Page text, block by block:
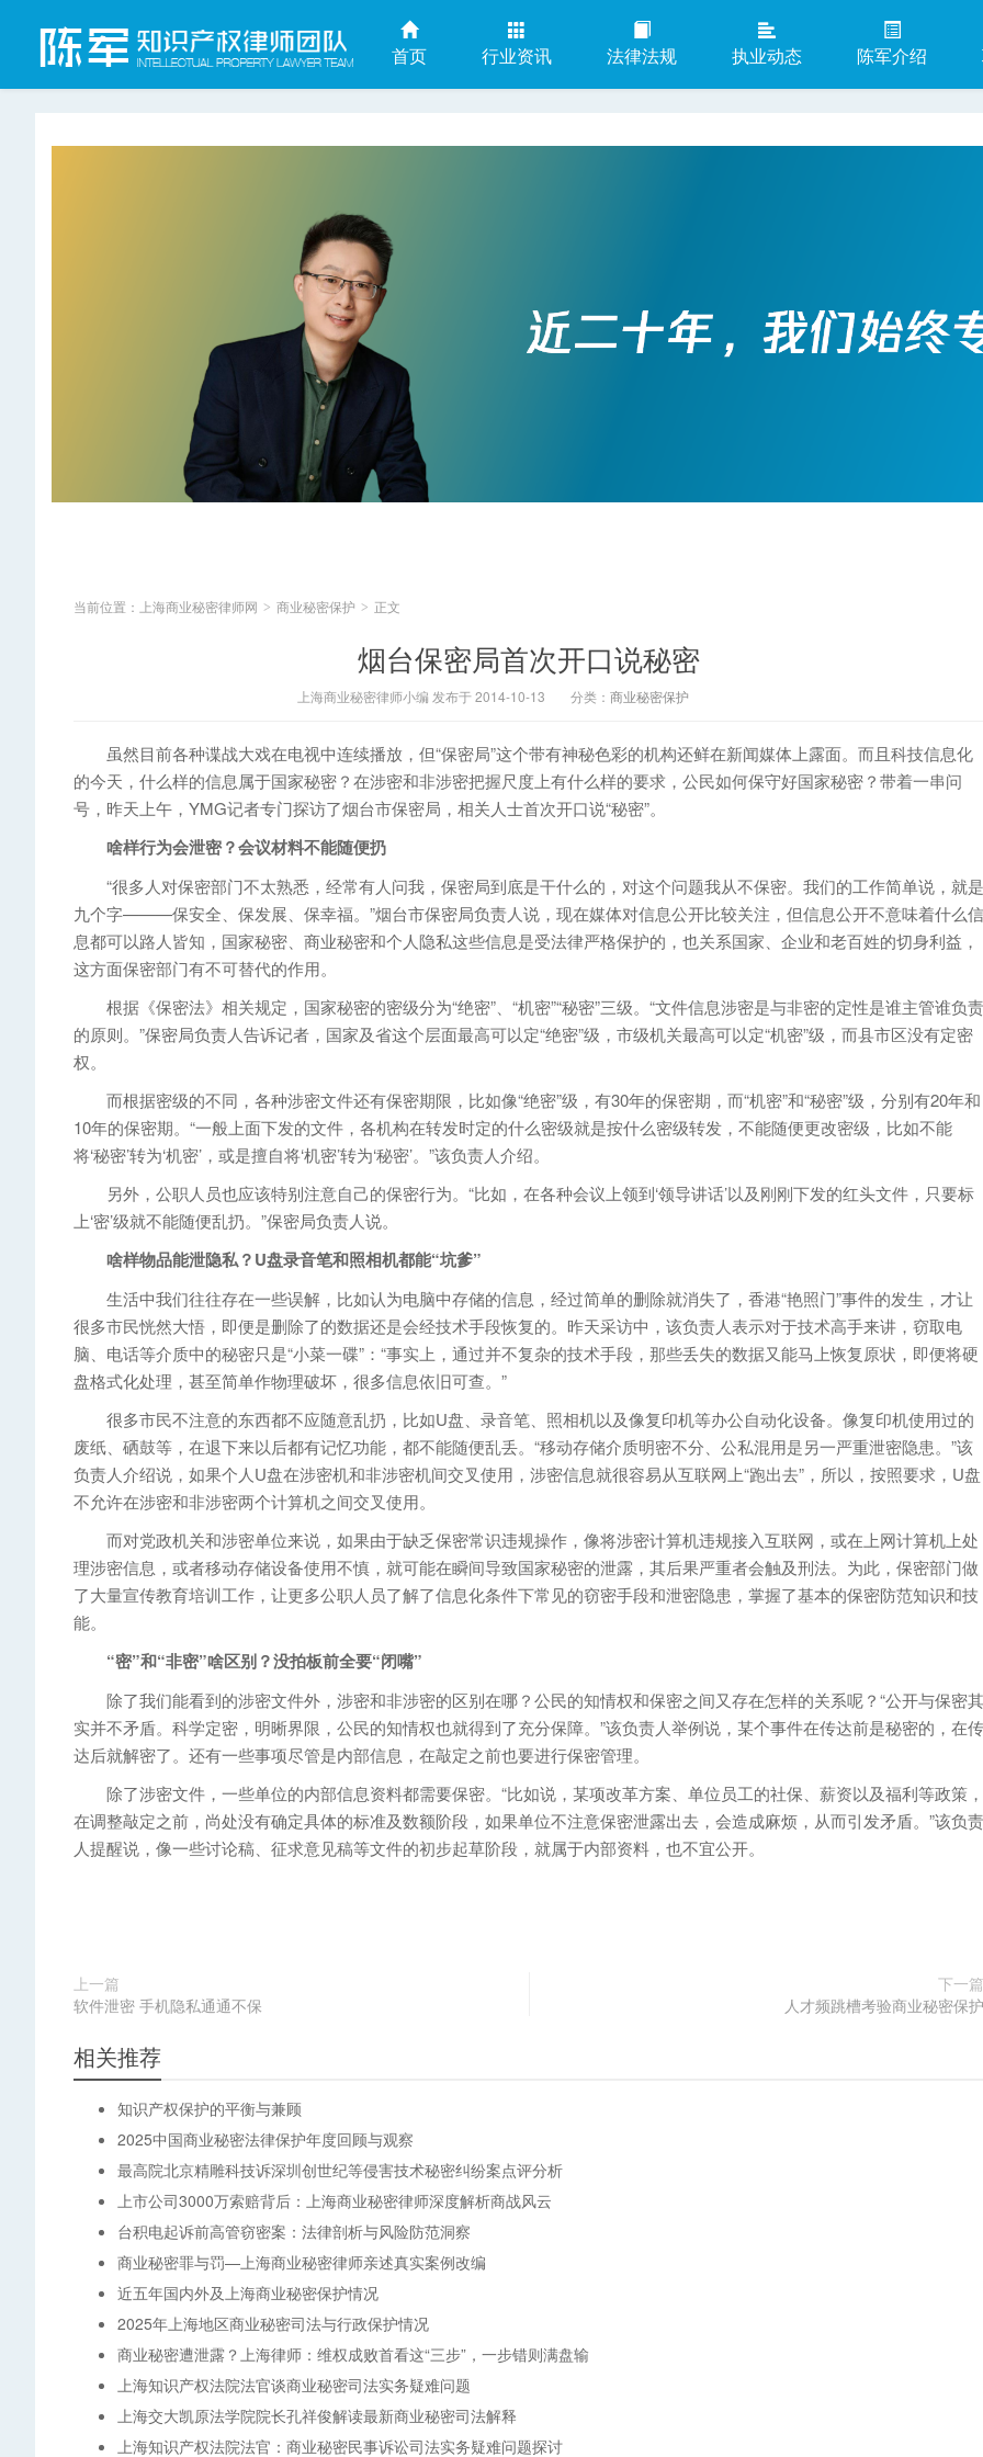
首页 行业资讯 法律法规 执业动态 陈军介绍
当前位置： 上海商业秘密律师网 > 商业秘密保护 > 正文
烟台保密局首次开口说秘密
上海商业秘密律师小编 发布于 2014-10-13 分类： 商业秘密保护
虽然目前各种谍战大戏在电视中连续播放，但“保密局”这个带有神秘色彩的机构还鲜在新闻媒体上露面。而且科技信息化
的今天，什么样的信息属于国家秘密？在涉密和非涉密把握尺度上有什么样的要求，公民如何保守好国家秘密？带着一串问
号，昨天上午，YMG记者专门探访了烟台市保密局，相关人士首次开口说“秘密”。
啥样行为会泄密？会议材料不能随便扔
“很多人对保密部门不太熟悉，经常有人问我，保密局到底是干什么的，对这个问题我从不保密。我们的工作简单说，就是
九个字———保安全、保发展、保幸福。”烟台市保密局负责人说，现在媒体对信息公开比较关注，但信息公开不意味着什么信
息都可以路人皆知，国家秘密、商业秘密和个人隐私这些信息是受法律严格保护的，也关系国家、企业和老百姓的切身利益，
这方面保密部门有不可替代的作用。
根据《保密法》相关规定，国家秘密的密级分为“绝密”、“机密”“秘密”三级。“文件信息涉密是与非密的定性是谁主管谁负责
的原则。”保密局负责人告诉记者，国家及省这个层面最高可以定“绝密”级，市级机关最高可以定“机密”级，而县市区没有定密
权。
而根据密级的不同，各种涉密文件还有保密期限，比如像“绝密”级，有30年的保密期，而“机密”和“秘密”级，分别有20年和
10年的保密期。“一般上面下发的文件，各机构在转发时定的什么密级就是按什么密级转发，不能随便更改密级，比如不能
将‘秘密’转为‘机密’，或是擅自将‘机密’转为‘秘密’。”该负责人介绍。
另外，公职人员也应该特别注意自己的保密行为。“比如，在各种会议上领到‘领导讲话’以及刚刚下发的红头文件，只要标
上‘密’级就不能随便乱扔。”保密局负责人说。
啥样物品能泄隐私？U盘录音笔和照相机都能“坑爹”
生活中我们往往存在一些误解，比如认为电脑中存储的信息，经过简单的删除就消失了，香港“艳照门”事件的发生，才让
很多市民恍然大悟，即便是删除了的数据还是会经技术手段恢复的。昨天采访中，该负责人表示对于技术高手来讲，窃取电
脑、电话等介质中的秘密只是“小菜一碟”：“事实上，通过并不复杂的技术手段，那些丢失的数据又能马上恢复原状，即便将硬
盘格式化处理，甚至简单作物理破坏，很多信息依旧可查。”
很多市民不注意的东西都不应随意乱扔，比如U盘、录音笔、照相机以及像复印机等办公自动化设备。像复印机使用过的
废纸、硒鼓等，在退下来以后都有记忆功能，都不能随便乱丢。“移动存储介质明密不分、公私混用是另一严重泄密隐患。”该
负责人介绍说，如果个人U盘在涉密机和非涉密机间交叉使用，涉密信息就很容易从互联网上“跑出去”，所以，按照要求，U盘
不允许在涉密和非涉密两个计算机之间交叉使用。
而对党政机关和涉密单位来说，如果由于缺乏保密常识违规操作，像将涉密计算机违规接入互联网，或在上网计算机上处
理涉密信息，或者移动存储设备使用不慎，就可能在瞬间导致国家秘密的泄露，其后果严重者会触及刑法。为此，保密部门做
了大量宣传教育培训工作，让更多公职人员了解了信息化条件下常见的窃密手段和泄密隐患，掌握了基本的保密防范知识和技
能。
“密”和“非密”啥区别？没拍板前全要“闭嘴”
除了我们能看到的涉密文件外，涉密和非涉密的区别在哪？公民的知情权和保密之间又存在怎样的关系呢？“公开与保密其
实并不矛盾。科学定密，明晰界限，公民的知情权也就得到了充分保障。”该负责人举例说，某个事件在传达前是秘密的，在传
达后就解密了。还有一些事项尽管是内部信息，在敲定之前也要进行保密管理。
除了涉密文件，一些单位的内部信息资料都需要保密。“比如说，某项改革方案、单位员工的社保、薪资以及福利等政策，
在调整敲定之前，尚处没有确定具体的标准及数额阶段，如果单位不注意保密泄露出去，会造成麻烦，从而引发矛盾。”该负责
人提醒说，像一些讨论稿、征求意见稿等文件的初步起草阶段，就属于内部资料，也不宜公开。
上一篇
软件泄密 手机隐私通通不保
下一篇
人才频跳槽考验商业秘密保护
相关推荐
知识产权保护的平衡与兼顾
2025中国商业秘密法律保护年度回顾与观察
最高院北京精雕科技诉深圳创世纪等侵害技术秘密纠纷案点评分析
上市公司3000万索赔背后：上海商业秘密律师深度解析商战风云
台积电起诉前高管窃密案：法律剖析与风险防范洞察
商业秘密罪与罚—上海商业秘密律师亲述真实案例改编
近五年国内外及上海商业秘密保护情况
2025年上海地区商业秘密司法与行政保护情况
商业秘密遭泄露？上海律师：维权成败首看这“三步”，一步错则满盘输
上海知识产权法院法官谈商业秘密司法实务疑难问题
上海交大凯原法学院院长孔祥俊解读最新商业秘密司法解释
上海知识产权法院法官：商业秘密民事诉讼司法实务疑难问题探讨